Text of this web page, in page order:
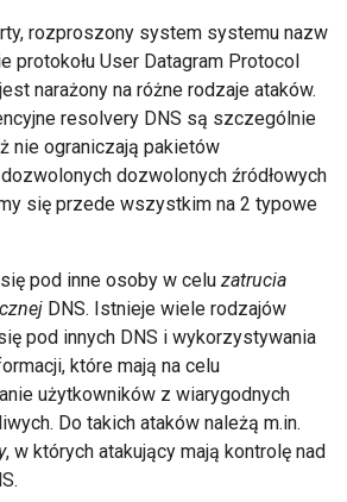
rozproszony system systemu nazw
protokołu User Datagram Protocol
narażony na różne rodzaje ataków.
resolvery DNS są szczególnie
nie ograniczają pakietów
dozwolonych źródłowych
się przede wszystkim na 2 typowe
pod inne osoby w celu zatrucia
DNS. Istnieje wiele rodzajów
pod innych DNS i wykorzystywania
które mają na celu
użytkowników z wiarygodnych
Do takich ataków należą m.in.
, w których atakujący mają kontrolę nad